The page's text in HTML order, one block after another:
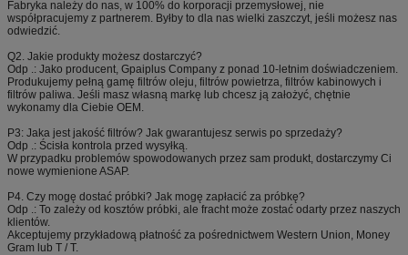
Fabryka należy do nas, w 100% do korporacji przemysłowej, nie
współpracujemy z partnerem. Byłby to dla nas wielki zaszczyt, jeśli możesz nas
odwiedzić.
Q2. Jakie produkty możesz dostarczyć?
Odp .: Jako producent, Gpaiplus Company z ponad 10-letnim doświadczeniem.
Produkujemy pełną gamę filtrów oleju, filtrów powietrza, filtrów kabinowych i
filtrów paliwa. Jeśli masz własną markę lub chcesz ją założyć, chętnie
wykonamy dla Ciebie OEM.
P3: Jaka jest jakość filtrów? Jak gwarantujesz serwis po sprzedaży?
Odp .: Ścisła kontrola przed wysyłką.
W przypadku problemów spowodowanych przez sam produkt, dostarczymy Ci
nowe wymienione ASAP.
P4. Czy mogę dostać próbki? Jak mogę zapłacić za próbkę?
Odp .: To zależy od kosztów próbki, ale fracht może zostać odarty przez naszych
klientów.
Akceptujemy przykładową płatność za pośrednictwem Western Union, Money
Gram lub T / T.